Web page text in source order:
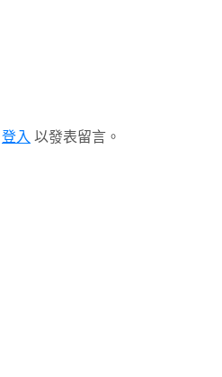
登入 以發表留言。